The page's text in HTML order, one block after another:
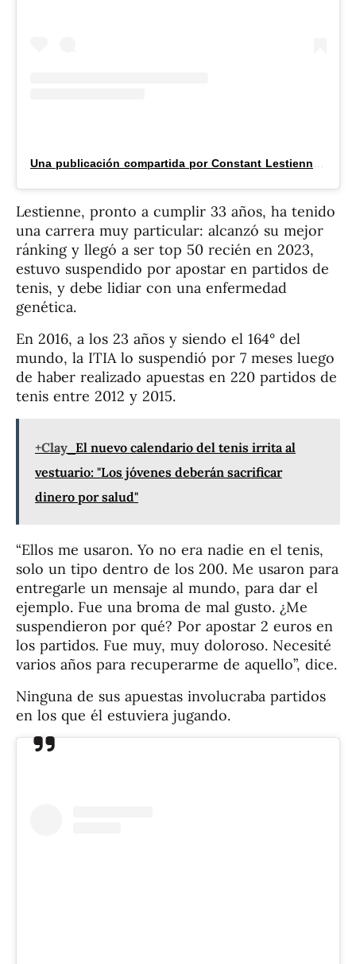
Lestienne, pronto a cumplir 33 años, ha tenido
una carrera muy particular: alcanzó su mejor
ránking y llegó a ser top 50 recién en 2023,
estuvo suspendido por apostar en partidos de
tenis, y debe lidiar con una enfermedad
genética.
En 2016, a los 23 años y siendo el 164° del
mundo, la ITIA lo suspendió por 7 meses luego
de haber realizado apuestas en 220 partidos de
tenis entre 2012 y 2015.
+Clay El nuevo calendario del tenis irrita al
vestuario: "Los jóvenes deberán sacrificar
dinero por salud"
“Ellos me usaron. Yo no era nadie en el tenis,
solo un tipo dentro de los 200. Me usaron para
entregarle un mensaje al mundo, para dar el
ejemplo. Fue una broma de mal gusto. ¿Me
suspendieron por qué? Por apostar 2 euros en
los partidos. Fue muy, muy doloroso. Necesité
varios años para recuperarme de aquello”, dice.
Ninguna de sus apuestas involucraba partidos
en los que él estuviera jugando.